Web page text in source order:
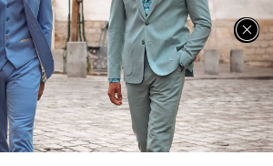
m 50% korting op heel veel zomerse items!
op de gehele OUTLET!